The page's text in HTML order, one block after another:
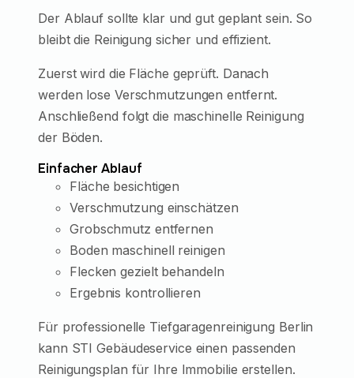
Der Ablauf sollte klar und gut geplant sein. So
bleibt die Reinigung sicher und effizient.
Zuerst wird die Fläche geprüft. Danach
werden lose Verschmutzungen entfernt.
Anschließend folgt die maschinelle Reinigung
der Böden.
Einfacher Ablauf
Fläche besichtigen
Verschmutzung einschätzen
Grobschmutz entfernen
Boden maschinell reinigen
Flecken gezielt behandeln
Ergebnis kontrollieren
Für professionelle Tiefgaragenreinigung Berlin
kann STI Gebäudeservice einen passenden
Reinigungsplan für Ihre Immobilie erstellen.